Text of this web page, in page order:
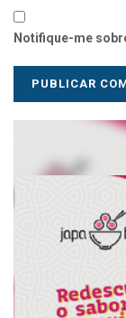
Notifique-me